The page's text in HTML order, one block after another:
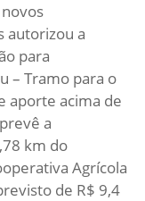
autorizou a
para
– Tramo para o
aporte acima de
a
km do
Agrícola
de R$ 9,4